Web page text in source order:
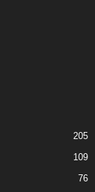
205
109
76